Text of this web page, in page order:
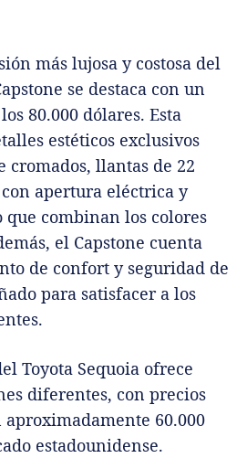
más lujosa y costosa del
se destaca con un
80.000 dólares. Esta
estéticos exclusivos
cromados, llantas de 22
apertura eléctrica y
que combinan los colores
el Capstone cuenta
de confort y seguridad de
para satisfacer a los
Toyota Sequoia ofrece
diferentes, con precios
60.000
estadounidense.